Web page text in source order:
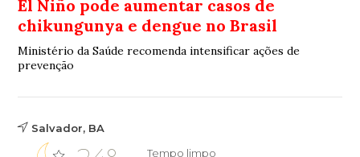
El Niño pode aumentar casos de
chikungunya e dengue no Brasil
Ministério da Saúde recomenda intensificar ações de
prevenção
Salvador, BA
Tempo limpo